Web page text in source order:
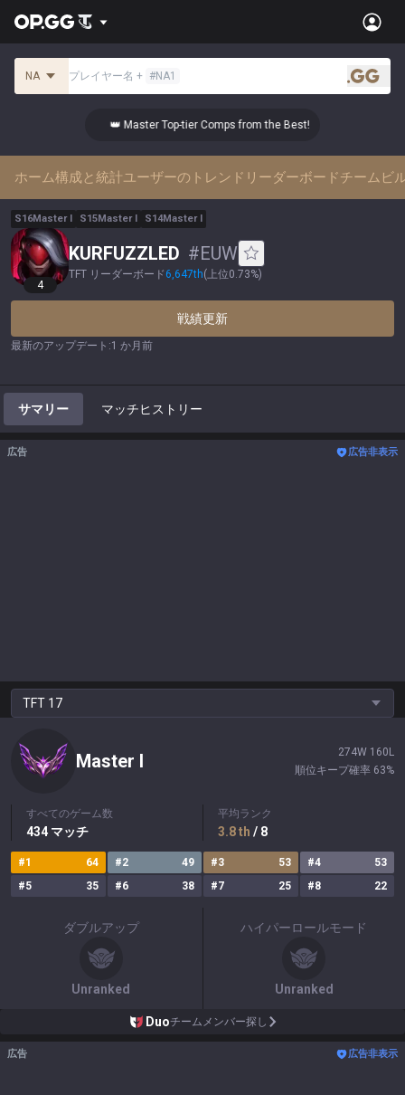
NA プレイヤー名 + #NA1
.gg
👑 Master Top-tier Comps from the Best!
ホーム構成と統計ユーザーのトレンド リーダーボードチームビ
S16Master I S15Master I S14Master I
4
KURFUZZLED #EUW
TFT リーダーボード6,647th(上位0.73%)
戦績更新
最新のアップデート :1 か月前
サマリー マッチヒストリー
広告 広告非表示
TFT 17
Master I 274W 160 L
順位キープ確率 63%
すべてのゲーム数
434 マッチ
平均ランク
3.8th / 8
#1 64 #2 49 #3 53 #4
53
#5 35 #6 38 #7 25 #8 22
ダブルアップ
Unranked
ハイパーロールモード
Unranked
Duoチームメンバー探し
広告 広告非表示